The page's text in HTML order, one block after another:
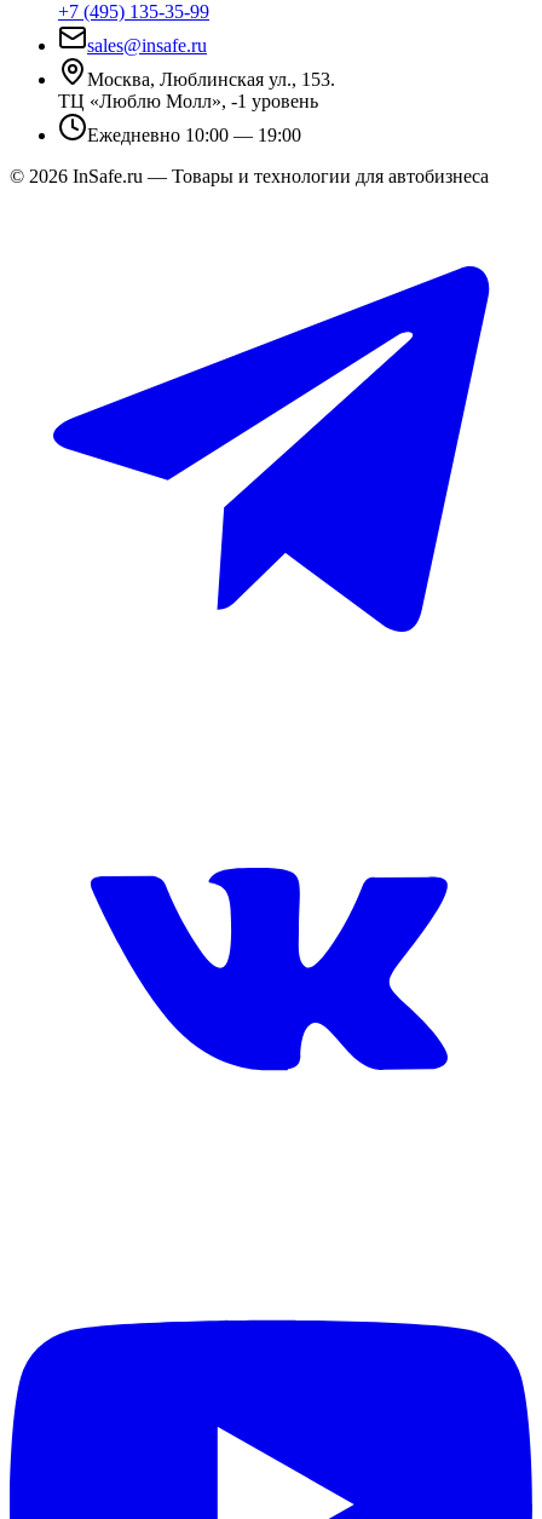
+7 (495) 135-35-99
sales@insafe.ru
Москва, Люблинская ул., 153.
ТЦ «Люблю Молл», -1 уровень
Ежедневно 10:00 — 19:00
© 2026 InSafe.ru — Товары и технологии для автобизнеса